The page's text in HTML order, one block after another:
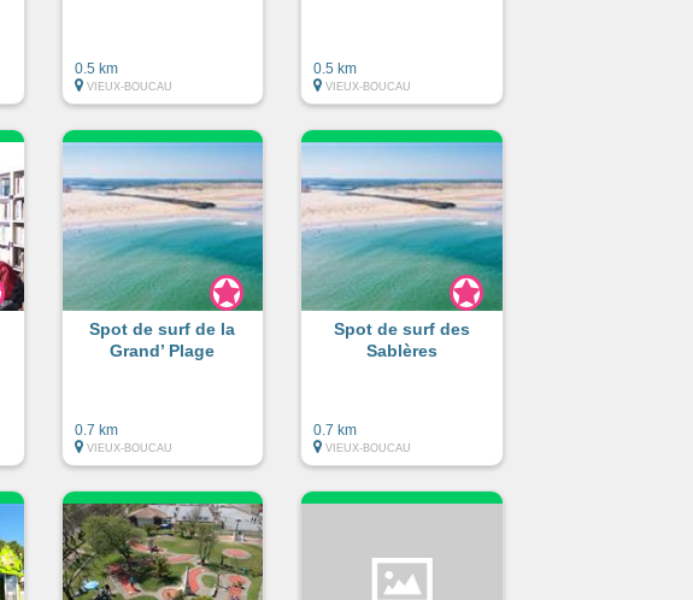
0.5 km
VIEUX-BOUCAU
0.5 km
VIEUX-BOUCAU
Spot de surf de la
Grand’ Plage
0.7 km
VIEUX-BOUCAU
Spot de surf des
Sablères
0.7 km
VIEUX-BOUCAU